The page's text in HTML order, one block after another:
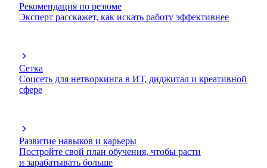
Рекомендация по резюме
Эксперт расскажет, как искать работу эффективнее
Сетка
Соцсеть для нетворкинга в ИТ, диджитал и креативной
сфере
Развитие навыков и карьеры
Постройте свой план обучения, чтобы расти
и зарабатывать больше